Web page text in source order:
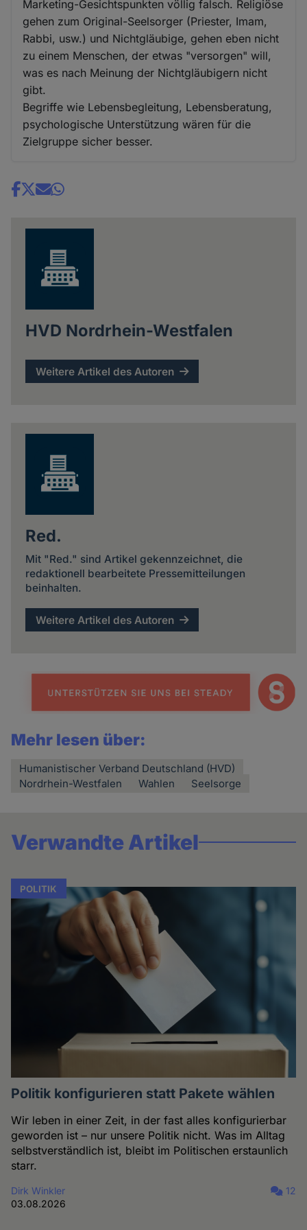
Marketing-Gesichtspunkten völlig falsch. Religiöse
gehen zum Original-Seelsorger (Priester, Imam,
Rabbi, usw.) und Nichtgläubige, gehen eben nicht
zu einem Menschen, der etwas "versorgen" will,
was es nach Meinung der Nichtgläubigern nicht
gibt.
Begriffe wie Lebensbegleitung, Lebensberatung,
psychologische Unterstützung wären für die
Zielgruppe sicher besser.
Share
HVD Nordrhein-Westfalen
Weitere Artikel des Autoren
Red.
Mit "Red." sind Artikel gekennzeichnet, die
redaktionell bearbeitete Pressemitteilungen
beinhalten.
Weitere Artikel des Autoren
Mehr lesen über:
Humanistischer Verband Deutschland (HVD)
Nordrhein-Westfalen
Wahlen Seelsorge
Verwandte Artikel
POLITIK
Politik konfigurieren statt Pakete wählen
Wir leben in einer Zeit, in der fast alles konfigurierbar
geworden ist – nur unsere Politik nicht. Was im Alltag
selbstverständlich ist, bleibt im Politischen erstaunlich
starr.
Dirk Winkler
03.08.2026
12